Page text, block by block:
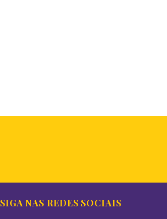
SIGA NAS REDES SOCIAIS